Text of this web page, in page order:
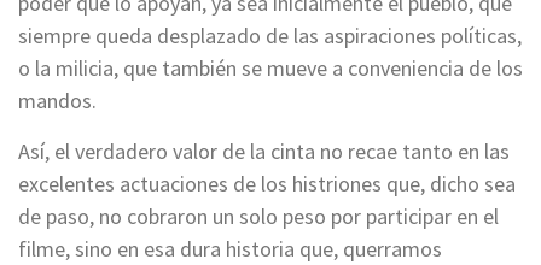
siempre queda desplazado de las aspiraciones políticas,
o la milicia, que también se mueve a conveniencia de los
mandos.
Así, el verdadero valor de la cinta no recae tanto en las
excelentes actuaciones de los histriones que, dicho sea
de paso, no cobraron un solo peso por participar en el
filme, sino en esa dura historia que, querramos